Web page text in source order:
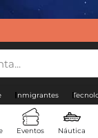
Inmigrantes
Eventos Náutica